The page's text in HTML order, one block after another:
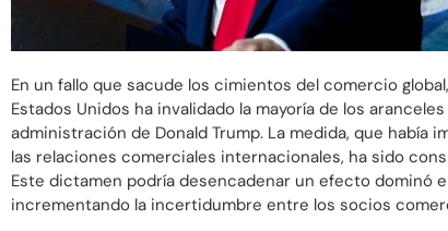
En un fallo que sacude los cimientos del comercio
Estados Unidos ha invalidado la mayoría de los
administración de Donald Trump. La medida, que había
las relaciones comerciales internacionales, ha sido
Este dictamen podría desencadenar un efecto dominó
incrementando la incertidumbre entre los socios